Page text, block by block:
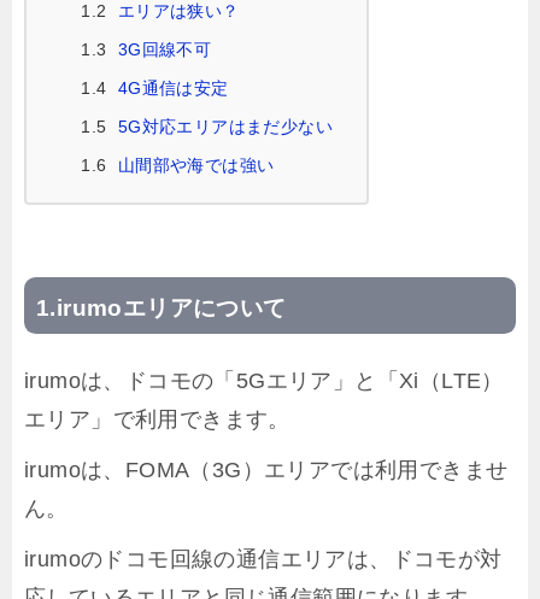
1.2
エリアは狭い？
1.3
3G回線不可
1.4
4G通信は安定
1.5
5G対応エリアはまだ少ない
1.6
山間部や海では強い
irumoエリアについて
irumoは、ドコモの「5Gエリア」と「Xi（LTE）
エリア」で利用できます。
irumoは、FOMA（3G）エリアでは利用できませ
ん。
irumoのドコモ回線の通信エリアは、ドコモが対